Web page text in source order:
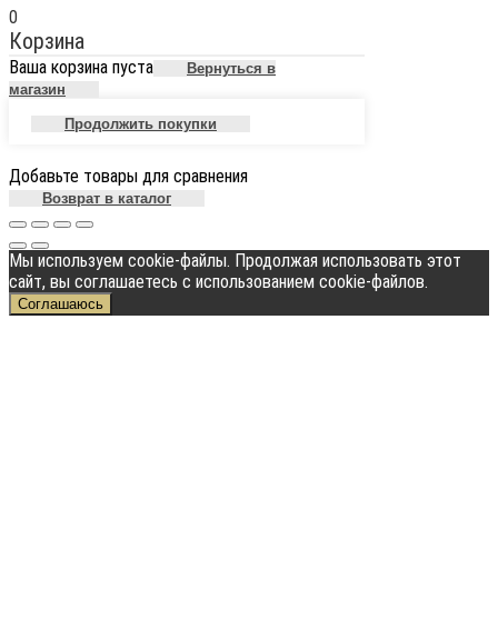
0
Корзина
Ваша корзина пуста
Вернуться в
магазин
Продолжить покупки
Добавьте товары для сравнения
Возврат в каталог
Мы используем cookie-файлы. Продолжая использовать этот
сайт, вы соглашаетесь с использованием cookie-файлов.
Соглашаюсь